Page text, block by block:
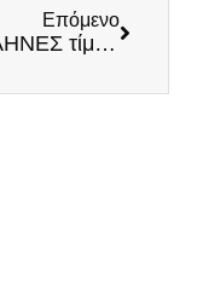
Επόμενο
Οι ΕΛΛΗΝΕΣ τίμησαν και φέτος τους ήρωες του Λιτοχώρου